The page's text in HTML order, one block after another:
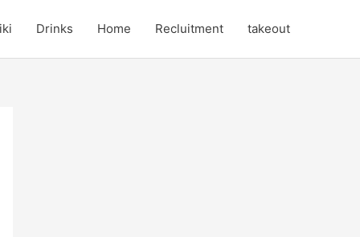
Drinks Home Recluitment takeout